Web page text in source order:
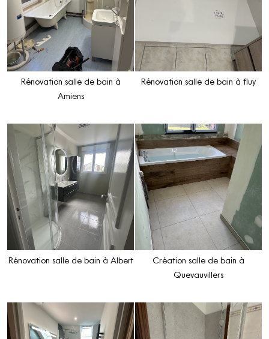
Rénovation salle de bain à
Amiens
Rénovation salle de bain à fluy
Rénovation salle de bain à Albert
Création salle de bain à
Quevauvillers